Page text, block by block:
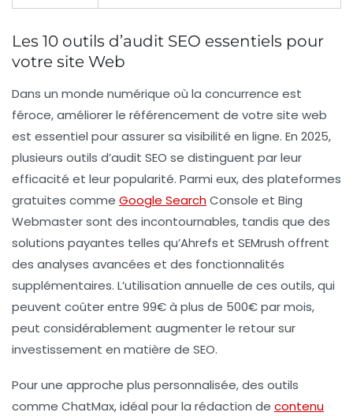
Les 10 outils d’audit SEO essentiels pour
votre site Web
Dans un monde numérique où la concurrence est
féroce, améliorer le référencement de votre site web
est essentiel pour assurer sa visibilité en ligne. En 2025,
plusieurs outils d’audit SEO se distinguent par leur
efficacité et leur popularité. Parmi eux, des plateformes
gratuites comme Google SearchConsole et Bing
Webmastersont des incontournables, tandis que des
solutions payantes telles qu’Ahrefs et SEMrush offrent
des analyses avancées et des fonctionnalités
supplémentaires. L’utilisation annuelle de ces outils, qui
peuvent coûter entre 99€ à plus de 500€ par mois,
peut considérablement augmenter le retour sur
investissement en matière de SEO.
Pour une approche plus personnalisée, des outils
comme ChatMax, idéal pour la rédaction de contenu